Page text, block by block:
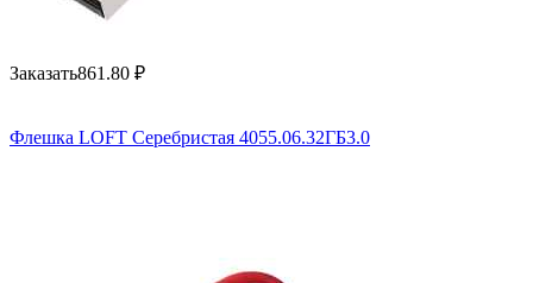
Заказать861.80 ₽
Флешка LOFT Серебристая 4055.06.32ГБ3.0